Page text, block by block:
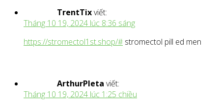
TrentTixviết:
Tháng 10 19, 2024 lúc 8:36 sáng
https://stromectol1st.shop/# stromectol pill ed men
ArthurPleta viết:
Tháng 10 19, 2024 lúc 1:25 chiều